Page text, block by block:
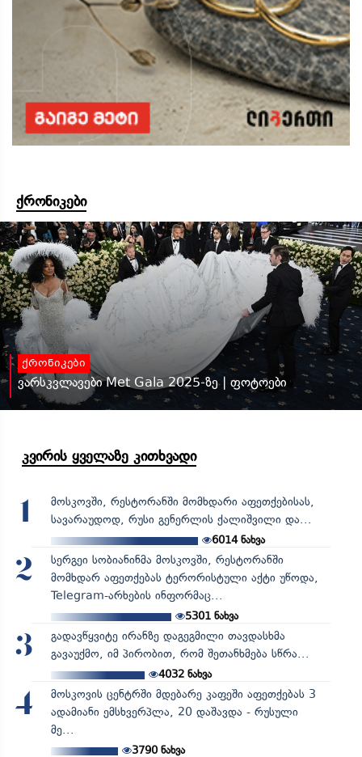
ქრონიკები
ქრონიკები
ვარსკვლავები Met Gala 2025-ზე | ფოტოები
კვირის ყველაზე კითხვადი
1
მოსკოვში, რესტორანში მომხდარი აფეთქებისას,
სავარაუდოდ, რუსი გენერლის ქალიშვილი და...
6014ნახვა
2
სერგეი სობიანინმა მოსკოვში, რესტორანში
მომხდარ აფეთქებას ტერორისტული აქტი უწოდა,
Telegram-არხების ინფორმაც...
5301ნახვა
3
გადავწყვიტე ირანზე დაგეგმილი თავდასხმა
გავაუქმო, იმ პირობით, რომ შეთანხმება სწრა...
4032ნახვა
4
მოსკოვის ცენტრში მდებარე კაფეში აფეთქებას 3
ადამიანი ემსხვერპლა, 20 დაშავდა - რუსული
მე...
3790ნახვა